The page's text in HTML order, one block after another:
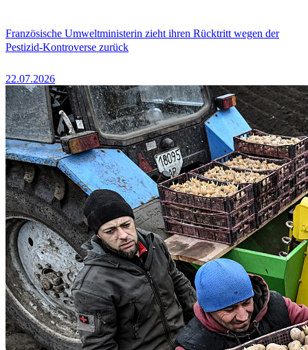
Französische Umweltministerin zieht ihren Rücktritt wegen der
Pestizid-Kontroverse zurück
22.07.2026